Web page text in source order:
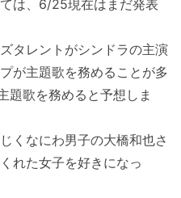
は、6/25現在はまだ発表
タレントがシンドラの主演
が主題歌を務めることが多
題歌を務めると予想しま
くなにわ男子の大橋和也さ
れた女子を好きになっ